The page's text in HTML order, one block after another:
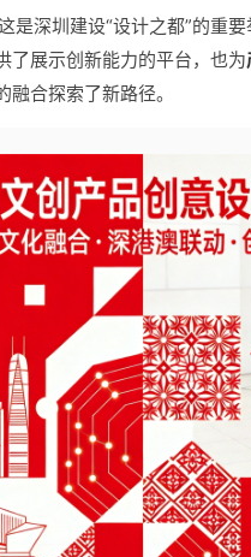
是深圳建设“设计之都”的重
了展示创新能力的平台，也为
融合探索了新路径。